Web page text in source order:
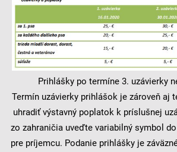
Prihlášky po termíne 3. uzávierky
Termín uzávierky prihlášok je zároveň aj
uhradiť výstavný poplatok k príslušnej
zo zahraničia uveďte variabilný symbol
pre príjemcu. Podanie prihlášky je